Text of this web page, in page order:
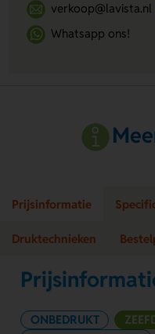
verkoop@lavista.nl
Whatsapp ons!
Prijsinformatie
Druktechnieken
ONBEDRUKT